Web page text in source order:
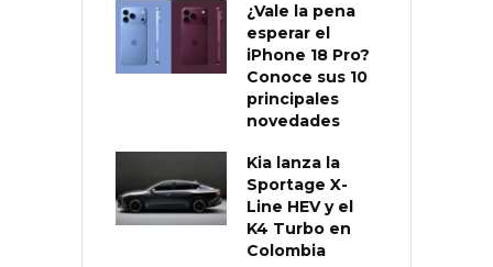
¿Vale la pena
esperar el
iPhone 18 Pro?
Conoce sus 10
principales
novedades
Kia lanza la
Sportage X-
Line HEV y el
K4 Turbo en
Colombia